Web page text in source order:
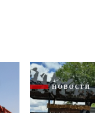
НОВОСТИ